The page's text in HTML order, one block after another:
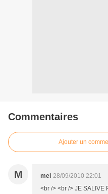
Commentaires
Ajouter un
M mel 28/09/2010 22:01
<br /> <br /> JE SALIVE